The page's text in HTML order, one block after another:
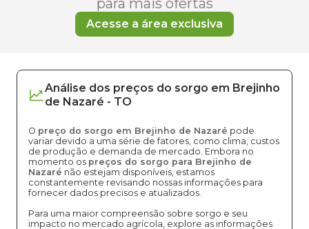
para mais ofertas
Acesse a área exclusiva
Análise dos preços do sorgo em Brejinho
de Nazaré - TO
O preço do sorgo em Brejinho de Nazaré pode
variar devido a uma série de fatores, como clima, custos
de produção e demanda de mercado. Embora no
momento os preços do sorgo para Brejinho de
Nazaré não estejam disponíveis, estamos
constantemente revisando nossas informações para
fornecer dados precisos e atualizados.
Para uma maior compreensão sobre sorgo e seu
impacto no mercado agrícola, explore as informações